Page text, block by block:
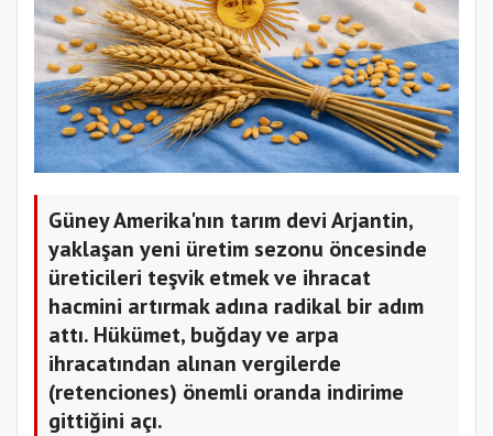
Güney Amerika'nın tarım devi Arjantin,
yaklaşan yeni üretim sezonu öncesinde
üreticileri teşvik etmek ve ihracat
hacmini artırmak adına radikal bir adım
attı. Hükümet, buğday ve arpa
ihracatından alınan vergilerde
(retenciones) önemli oranda indirime
gittiğini açı.